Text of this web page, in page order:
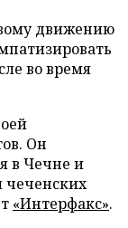
движению
во время
Он
в Чечне и
чеченских
«Интерфакс».